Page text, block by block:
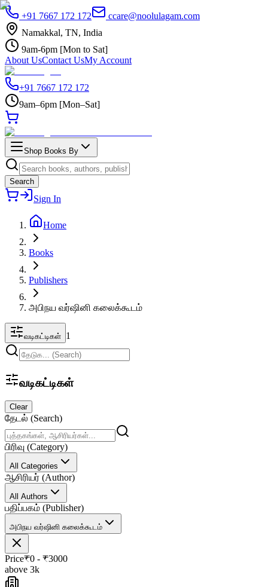
+91 7667 172 172
ccare@noolulagam.com
Namakkal, TN, India
9am-6pm [Mon to Sat]
About UsContact UsMy Account
+91 7667 172 172
9am–6pm [Mon–Sat]
Shop Books By
Search
Sign In
Home
Books
Publishers
அபிநய வர்ஷினி கலைக்கூடம்
வடிகட்டிகள் 1
வடிகட்டிகள்
Clear
தேடல் (Search)
பிரிவு (Category)
All Categories
ஆசிரியர் (Author)
All Authors
பதிப்பகம் (Publisher)
அபிநய வர்ஷினி கலைக்கூடம்
Price₹0 - ₹3000
above 3k